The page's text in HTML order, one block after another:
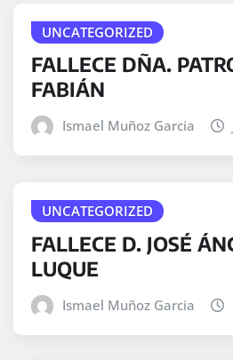
UNCATEGORIZED
FALLECE DÑA.
FABIÁN
Ismael Muñoz Garcia
UNCATEGORIZED
FALLECE D. JOSÉ
LUQUE
Ismael Muñoz Garcia